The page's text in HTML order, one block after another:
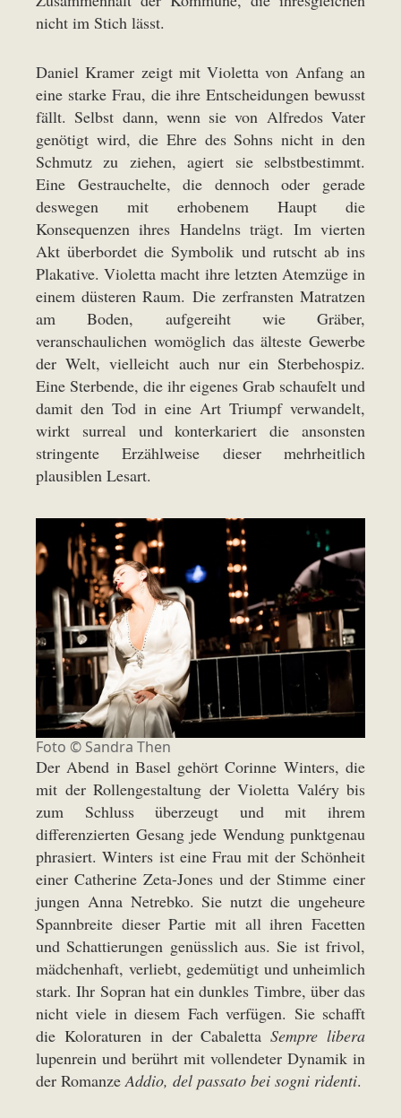
nicht im Stich lässt.
Daniel Kramer zeigt mit Violetta von Anfang an
eine starke Frau, die ihre Entscheidungen bewusst
fällt. Selbst dann, wenn sie von Alfredos Vater
genötigt wird, die Ehre des Sohns nicht in den
Schmutz zu ziehen, agiert sie selbstbestimmt.
Eine Gestrauchelte, die dennoch oder gerade
deswegen mit erhobenem Haupt die
Konsequenzen ihres Handelns trägt. Im vierten
Akt überbordet die Symbolik und rutscht ab ins
Plakative. Violetta macht ihre letzten Atemzüge in
einem düsteren Raum. Die zerfransten Matratzen
am Boden, aufgereiht wie Gräber,
veranschaulichen womöglich das älteste Gewerbe
der Welt, vielleicht auch nur ein Sterbehospiz.
Eine Sterbende, die ihr eigenes Grab schaufelt und
damit den Tod in eine Art Triumpf verwandelt,
wirkt surreal und konterkariert die ansonsten
stringente Erzählweise dieser mehrheitlich
plausiblen Lesart.
Foto © Sandra Then
Der Abend in Basel gehört Corinne Winters, die
mit der Rollengestaltung der Violetta Valéry bis
zum Schluss überzeugt und mit ihrem
differenzierten Gesang jede Wendung punktgenau
phrasiert. Winters ist eine Frau mit der Schönheit
einer Catherine Zeta-Jones und der Stimme einer
jungen Anna Netrebko. Sie nutzt die ungeheure
Spannbreite dieser Partie mit all ihren Facetten
und Schattierungen genüsslich aus. Sie ist frivol,
mädchenhaft, verliebt, gedemütigt und unheimlich
stark. Ihr Sopran hat ein dunkles Timbre, über das
nicht viele in diesem Fach verfügen. Sie schafft
die Koloraturen in der CabalettaSempre libera
lupenrein und berührt mit vollendeter Dynamik in
der RomanzeAddio, del passato bei sogni ridenti.